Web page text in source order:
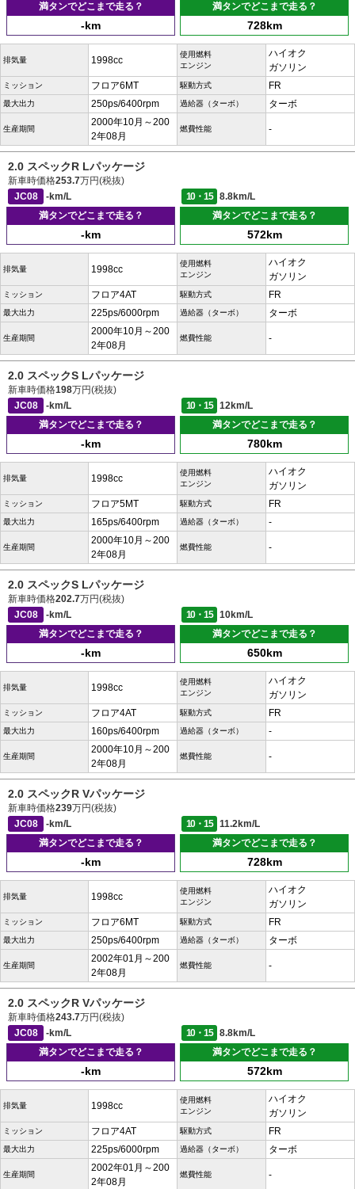
満タンでどこまで走る？
-km
満タンでどこまで走る？
728km
排気量 1998cc
使用燃料
エンジン
ハイオク
ガソリン
ミッション フロア6MT 駆動方式 FR
最大出力 250ps/6400rpm 過給器（ターボ） ターボ
生産期間
2000年10月～200
2年08月
燃費性能 -
2.0 スペックR Lパッケージ
新車時価格253.7万円(税抜)
JC08
-km/L 10・15
8.8km/L
満タンでどこまで走る？
-km
満タンでどこまで走る？
572km
排気量 1998cc
使用燃料
エンジン
ハイオク
ガソリン
ミッション フロア4AT 駆動方式 FR
最大出力 225ps/6000rpm 過給器（ターボ） ターボ
生産期間
2000年10月～200
2年08月
燃費性能 -
2.0 スペックS Lパッケージ
新車時価格198万円(税抜)
JC08
-km/L 10・15
12km/L
満タンでどこまで走る？
-km
満タンでどこまで走る？
780km
排気量 1998cc
使用燃料
エンジン
ハイオク
ガソリン
ミッション フロア5MT 駆動方式 FR
最大出力 165ps/6400rpm 過給器（ターボ） -
生産期間
2000年10月～200
2年08月
燃費性能 -
2.0 スペックS Lパッケージ
新車時価格202.7万円(税抜)
JC08
-km/L 10・15
10km/L
満タンでどこまで走る？
-km
満タンでどこまで走る？
650km
排気量 1998cc
使用燃料
エンジン
ハイオク
ガソリン
ミッション フロア4AT 駆動方式 FR
最大出力 160ps/6400rpm 過給器（ターボ） -
生産期間
2000年10月～200
2年08月
燃費性能 -
2.0 スペックR Vパッケージ
新車時価格239万円(税抜)
JC08
-km/L 10・15
11.2km/L
満タンでどこまで走る？
-km
満タンでどこまで走る？
728km
排気量 1998cc
使用燃料
エンジン
ハイオク
ガソリン
ミッション フロア6MT 駆動方式 FR
最大出力 250ps/6400rpm 過給器（ターボ） ターボ
生産期間
2002年01月～200
2年08月
燃費性能 -
2.0 スペックR Vパッケージ
新車時価格243.7万円(税抜)
JC08
-km/L 10・15
8.8km/L
満タンでどこまで走る？
-km
満タンでどこまで走る？
572km
排気量 1998cc
使用燃料
エンジン
ハイオク
ガソリン
ミッション フロア4AT 駆動方式 FR
最大出力 225ps/6000rpm 過給器（ターボ） ターボ
生産期間
2002年01月～200
2年08月
燃費性能 -